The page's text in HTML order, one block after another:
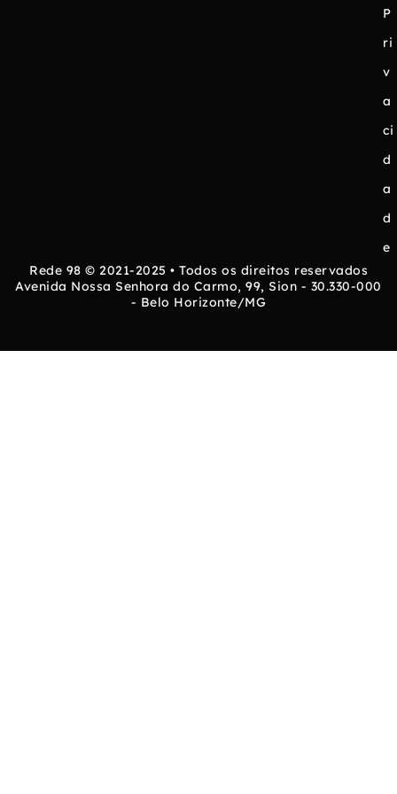
P
ri
v
a
ci
d
a
d
e
Rede 98 © 2021-2025 • Todos os direitos reservados
Avenida Nossa Senhora do Carmo, 99, Sion - 30.330-000
- Belo Horizonte/MG